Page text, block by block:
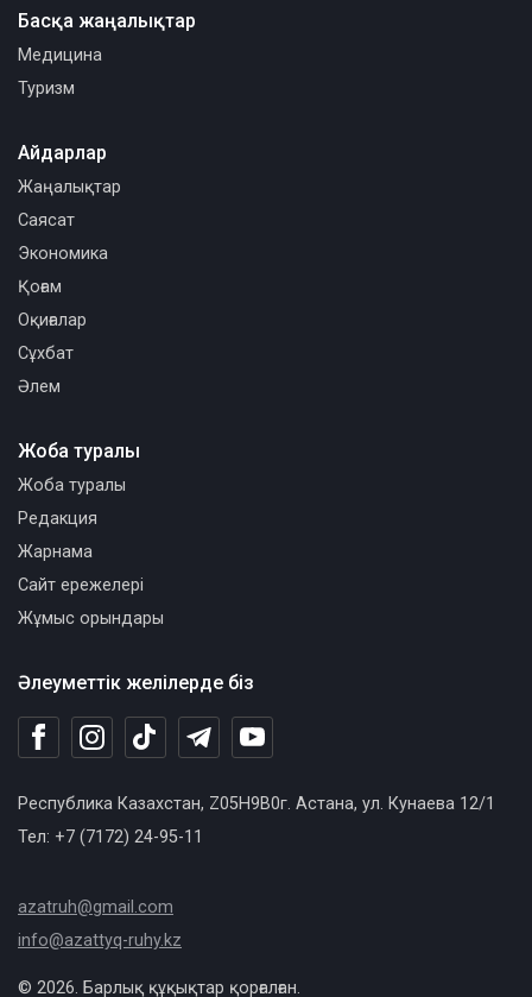
Басқа жаңалықтар
Медицина
Туризм
Әлеуметтік желілерде біз
Республика Казахстан, Z05H9B0г. Астана, ул. Кунаева 12/1
Тел: +7 (7172) 24-95-11
azatruh@gmail.com
info@azattyq-ruhy.kz
Айдарлар
Жаңалықтар
Саясат
Экономика
Қоғам
Оқиғалар
Сұхбат
Әлем
Жоба туралы
Жоба туралы
Редакция
Жарнама
Сайт ережелері
Жұмыс орындары
© 2026. Барлық құқықтар қорғалған.